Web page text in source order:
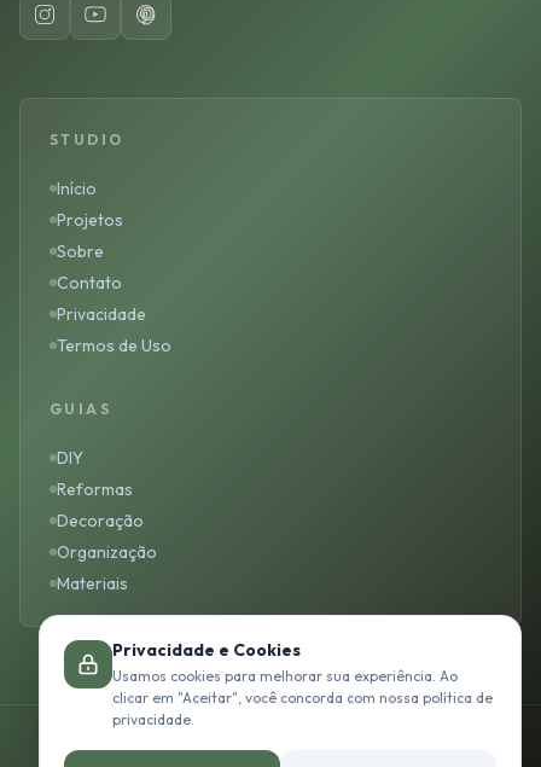
STUDIO
Início
Projetos
Sobre
Contato
Privacidade
Termos de Uso
GUIAS
DIY
Reformas
Decoração
Organização
Materiais
Privacidade e Cookies
Usamos cookies para melhorar sua experiência. Ao
clicar em "Aceitar", você concorda com nossa política de
privacidade.